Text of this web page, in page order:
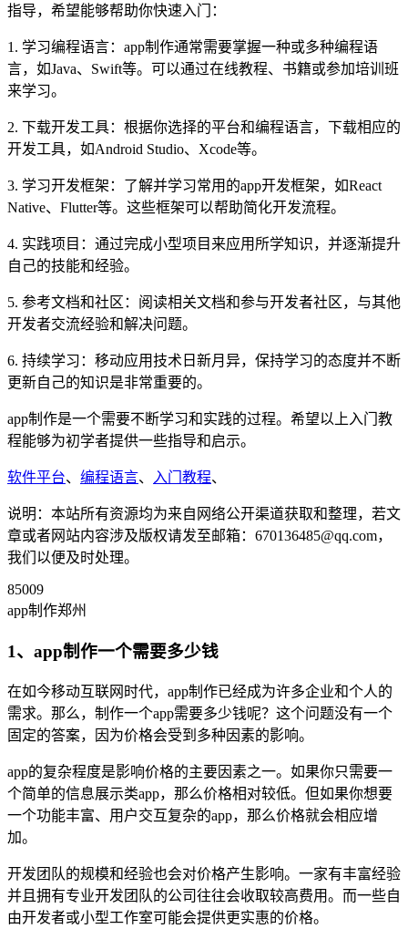
指导，希望能够帮助你快速入门：
1. 学习编程语言：app制作通常需要掌握一种或多种编程语
言，如Java、Swift等。可以通过在线教程、书籍或参加培训班
来学习。
2. 下载开发工具：根据你选择的平台和编程语言，下载相应的
开发工具，如Android Studio、Xcode等。
3. 学习开发框架：了解并学习常用的app开发框架，如React
Native、Flutter等。这些框架可以帮助简化开发流程。
4. 实践项目：通过完成小型项目来应用所学知识，并逐渐提升
自己的技能和经验。
5. 参考文档和社区：阅读相关文档和参与开发者社区，与其他
开发者交流经验和解决问题。
6. 持续学习：移动应用技术日新月异，保持学习的态度并不断
更新自己的知识是非常重要的。
app制作是一个需要不断学习和实践的过程。希望以上入门教
程能够为初学者提供一些指导和启示。
软件平台、 编程语言、 入门教程、
说明：本站所有资源均为来自网络公开渠道获取和整理，若文
章或者网站内容涉及版权请发至邮箱：670136485@qq.com，
我们以便及时处理。
85009
app制作郑州
1、app制作一个需要多少钱
在如今移动互联网时代，app制作已经成为许多企业和个人的
需求。那么，制作一个app需要多少钱呢？这个问题没有一个
固定的答案，因为价格会受到多种因素的影响。
app的复杂程度是影响价格的主要因素之一。如果你只需要一
个简单的信息展示类app，那么价格相对较低。但如果你想要
一个功能丰富、用户交互复杂的app，那么价格就会相应增
加。
开发团队的规模和经验也会对价格产生影响。一家有丰富经验
并且拥有专业开发团队的公司往往会收取较高费用。而一些自
由开发者或小型工作室可能会提供更实惠的价格。